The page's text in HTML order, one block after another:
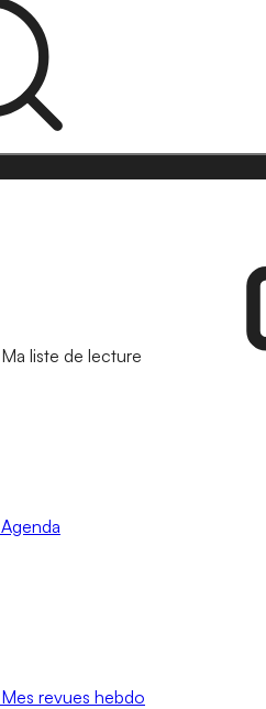
Ma liste de lecture
Agenda
Mes revues hebdo